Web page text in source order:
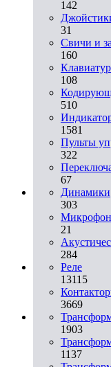
142
31
Свичи и
160
108
510
1581
Пульты
322
67
Динамики
303
21
284
Реле
13115
3669
1903
1137